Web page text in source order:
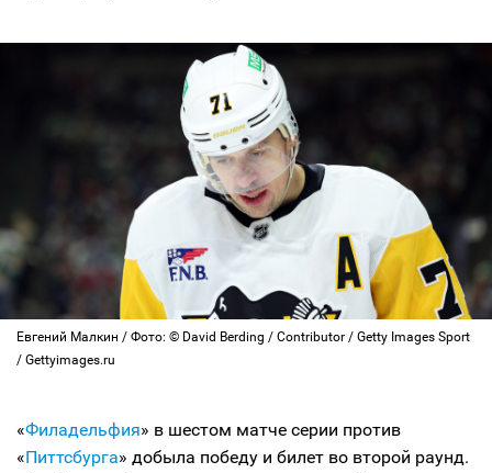
Евгений Малкин / Фото: © David Berding / Contributor / Getty Images Sport
/ Gettyimages.ru
«Филадельфия» в шестом матче серии против
«Питтсбурга» добыла победу и билет во второй раунд.